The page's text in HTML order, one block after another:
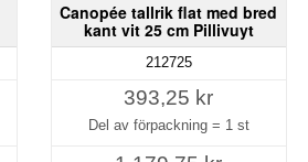
Canopée tallrik flat med bred
kant vit 25 cm Pillivuyt
212725
393,25 kr
Del av förpackning = 1 st